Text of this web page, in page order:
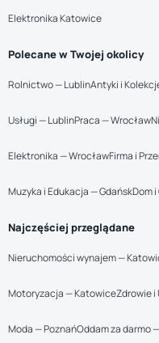
Elektronika Katowice
Polecane w Twojej okolicy
Rolnictwo — LublinAntyki i
Usługi — LublinPraca — Wrocław
Elektronika — WrocławFirma i
Muzyka i Edukacja — GdańskDom
Najczęściej przeglądane
Nieruchomości wynajem —
Motoryzacja — KatowiceZdrowie
Moda — PoznańOddam za darmo